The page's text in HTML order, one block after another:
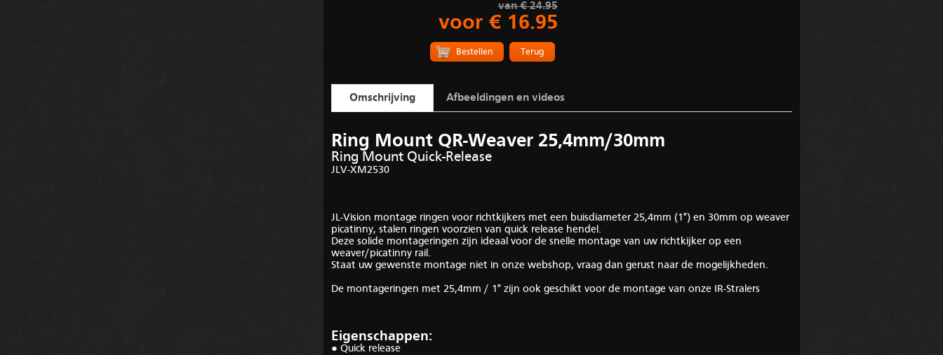
van € 24.95
voor € 16.95
Terug
Omschrijving Afbeeldingen en videos
Ring Mount QR-Weaver 25,4mm/30mm
Ring Mount Quick-Release
JLV-XM2530
JL-Vision montage ringen voor richtkijkers met een buisdiameter 25,4mm (1") en 30mm op weaver
picatinny, stalen ringen voorzien van quick release hendel.
Deze solide montageringen zijn ideaal voor de snelle montage van uw richtkijker op een
weaver/picatinny rail.
Staat uw gewenste montage niet in onze webshop, vraag dan gerust naar de mogelijkheden.
De montageringen met 25,4mm / 1" zijn ook geschikt voor de montage van onze IR-Stralers
Eigenschappen:
● Quick release